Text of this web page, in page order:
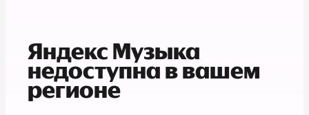
Яндекс Музыка
недоступна в вашем
регионе